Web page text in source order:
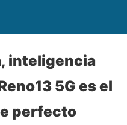
inteligencia
5G es el
perfecto